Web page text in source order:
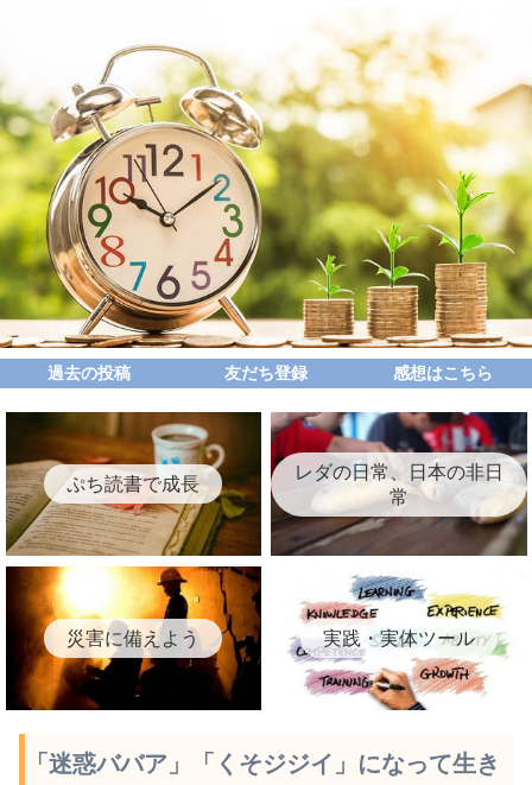
過去の投稿 友だち登録 感想はこちら
ぷち読書で成長
レダの日常、日本の非日
常
災害に備えよう 実践・実体ツール
「迷惑ババア」「くそジジイ」になって生き